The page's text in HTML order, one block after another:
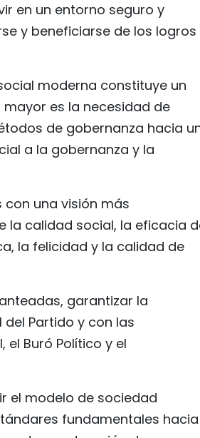
en un entorno seguro y
y beneficiarse de los logros
moderna constituye un
es la necesidad de
de gobernanza hacia
a la gobernanza y la
una visión más
la calidad social, la eficacia
la felicidad y la calidad de
garantizar la
Partido y con las
Buró Político y el
el modelo de sociedad
fundamentales hacia